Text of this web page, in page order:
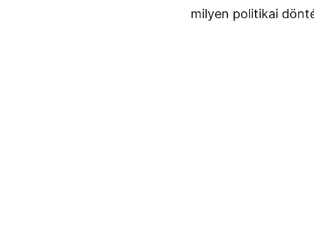
milyen politikai